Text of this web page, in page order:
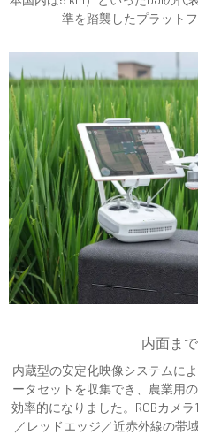
準を踏襲したプラット
内面ま
内蔵型の安定化映像システムに
ータセットを収集でき、農業用
効率的になりました。RGBカメ
／レッドエッジ／近赤外線の帯